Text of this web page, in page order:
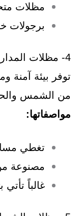
مظلات
برجولات
4- مظلات المدارس والملاعب
توفر بيئة آمنة
من الشمس
مواصفاتها:
تغطي
مصنوعة
غالباً